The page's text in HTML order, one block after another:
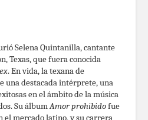
Selena Quintanilla, cantante
Texas, que fuera conocida
. En vida, la texana de
una destacada intérprete, una
en el ámbito de la música
Su álbumAmor prohibidofue
el mercado latino, y su carrera